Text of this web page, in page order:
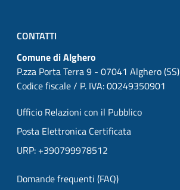
CONTATTI
Comune di Alghero
P.zza Porta Terra 9 - 07041 Alghero (SS)
Codice fiscale / P. IVA: 00249350901
Ufficio Relazioni con il Pubblico
Posta Elettronica Certificata
URP: +390799978512
Domande frequenti (FAQ)